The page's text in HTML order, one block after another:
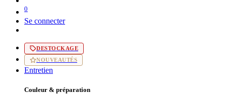
0
Se connecter
DESTOCKAGE
NOUVEAUTÉS
Entretien
Couleur & préparation